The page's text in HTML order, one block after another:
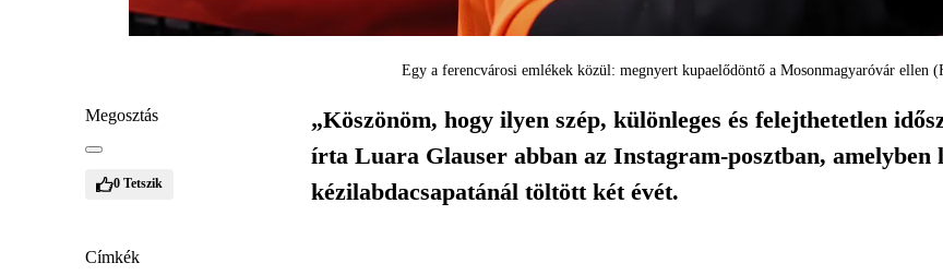
Egy a ferencvárosi emlékek közül: megnyert kupaelődöntő a Mosonmagyaróvár ellen
Megosztás
0 Tetszik
Címkék
„Köszönöm, hogy ilyen szép, különleges és felejthetetlen
írta Luara Glauser abban az Instagram-posztban, amelyben
kézilabdacsapatánál töltött két évét.